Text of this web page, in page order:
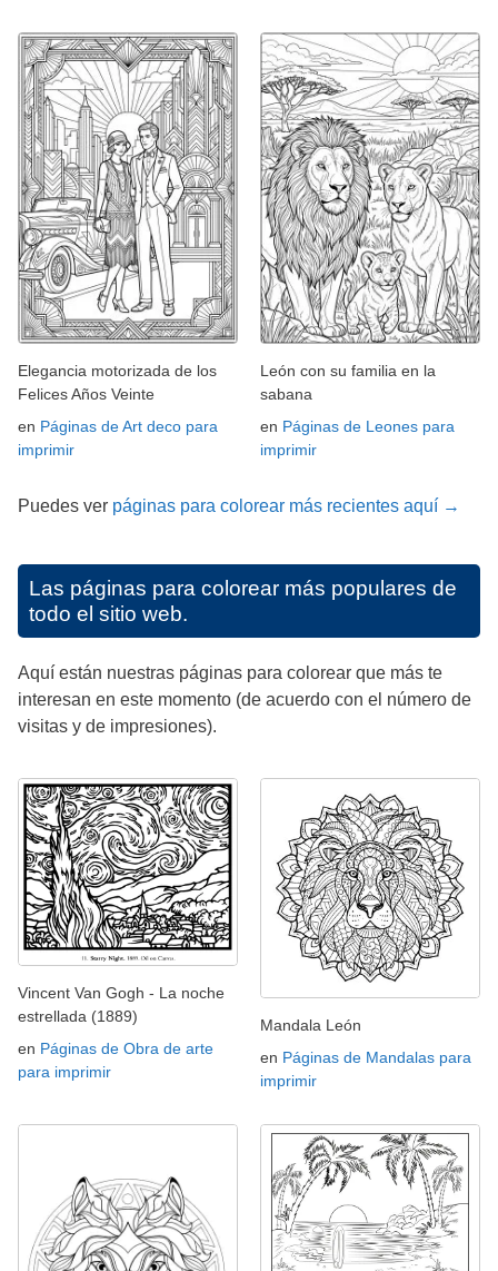
Elegancia motorizada de los
Felices Años Veinte
en Páginas de Art deco para
imprimir
León con su familia en la
sabana
en Páginas de Leones para
imprimir
Puedes ver páginas para colorear más recientes aquí →
Las páginas para colorear más populares de
todo el sitio web.
Aquí están nuestras páginas para colorear que más te
interesan en este momento (de acuerdo con el número de
visitas y de impresiones).
Vincent Van Gogh - La noche
estrellada (1889)
en Páginas de Obra de arte
para imprimir
Mandala León
en Páginas de Mandalas para
imprimir